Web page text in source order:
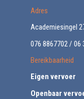
Adres
Academiesingel
076 8867702 / 06
Bereikbaarheid
Eigen vervoer
Openbaar